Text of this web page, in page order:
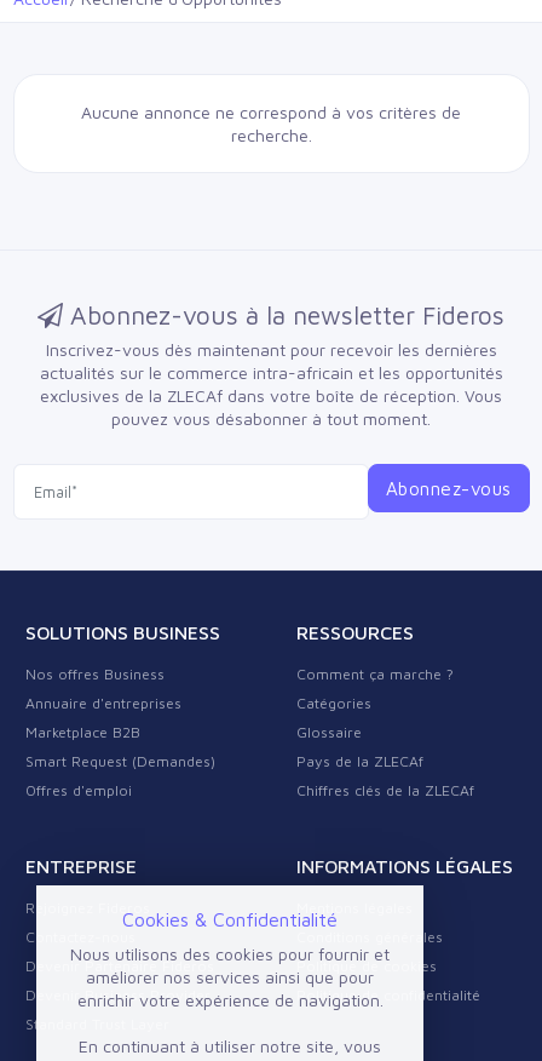
Aucune annonce ne correspond à vos critères de
recherche.
Abonnez-vous à la newsletter Fideros
Inscrivez-vous dès maintenant pour recevoir les dernières
actualités sur le commerce intra-africain et les opportunités
exclusives de la ZLECAf dans votre boîte de réception. Vous
pouvez vous désabonner à tout moment.
Abonnez-vous
SOLUTIONS BUSINESS
Nos offres Business
Annuaire d'entreprises
Marketplace B2B
Smart Request (Demandes)
Offres d'emploi
RESSOURCES
Comment ça marche ?
Catégories
Glossaire
Pays de la ZLECAf
Chiffres clés de la ZLECAf
ENTREPRISE
Rejoignez Fideros
Contactez-nous
Devenir Partenaire Fideros
Devenir Business Provider
Standard Trust Layer
INFORMATIONS LÉGALES
Conditions générales
Politique de cookies
Politique de confidentialité
Cookies & Confidentialité
Nous utilisons des cookies pour fournir et
améliorer nos services ainsi que pour
enrichir votre expérience de navigation.
En continuant à utiliser notre site, vous